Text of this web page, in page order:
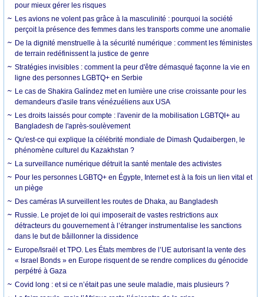
pour mieux gérer les risques
Les avions ne volent pas grâce à la masculinité : pourquoi la société
perçoit la présence des femmes dans les transports comme une anomalie
De la dignité menstruelle à la sécurité numérique : comment les féministes
de terrain redéfinissent la justice de genre
Stratégies invisibles : comment la peur d'être démasqué façonne la vie en
ligne des personnes LGBTQ+ en Serbie
Le cas de Shakira Galíndez met en lumière une crise croissante pour les
demandeurs d'asile trans vénézuéliens aux USA
Les droits laissés pour compte : l'avenir de la mobilisation LGBTQI+ au
Bangladesh de l'après-soulèvement
Qu'est-ce qui explique la célébrité mondiale de Dimash Qudaibergen, le
phénomène culturel du Kazakhstan ?
La surveillance numérique détruit la santé mentale des activistes
Pour les personnes LGBTQ+ en Égypte, Internet est à la fois un lien vital et
un piège
Des caméras IA surveillent les routes de Dhaka, au Bangladesh
Russie. Le projet de loi qui imposerait de vastes restrictions aux
détracteurs du gouvernement à l’étranger instrumentalise les sanctions
dans le but de bâillonner la dissidence
Europe/Israël et TPO. Les États membres de l’UE autorisant la vente des
« Israel Bonds » en Europe risquent de se rendre complices du génocide
perpétré à Gaza
Covid long : et si ce n’était pas une seule maladie, mais plusieurs ?